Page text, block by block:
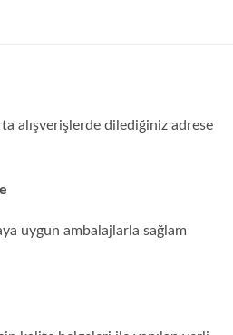
alışverişlerde dilediğiniz adrese
uygun ambalajlarla sağlam